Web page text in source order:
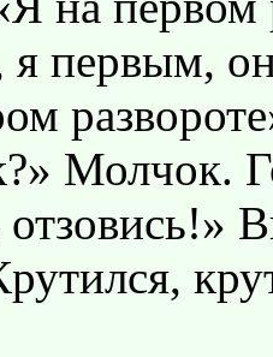
я первым,
Молчок.
отзовись!»